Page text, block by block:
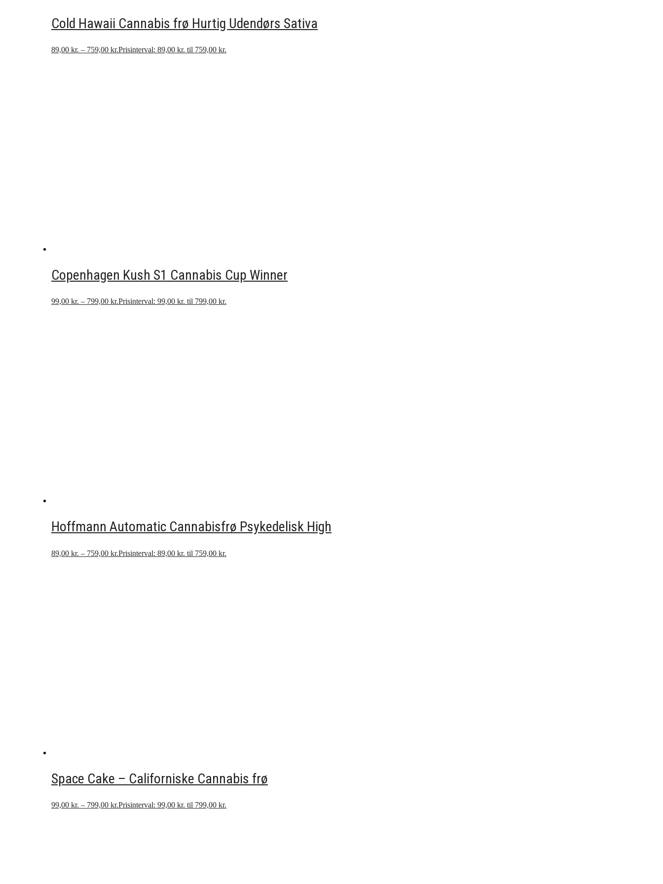
Cold Hawaii Cannabis frø Hurtig Udendørs Sativa
89,00 kr. – 759,00 kr.Prisinterval: 89,00 kr. til 759,00 kr.
Copenhagen Kush S1 Cannabis Cup Winner
99,00 kr. – 799,00 kr.Prisinterval: 99,00 kr. til 799,00 kr.
Hoffmann Automatic Cannabisfrø Psykedelisk High
89,00 kr. – 759,00 kr.Prisinterval: 89,00 kr. til 759,00 kr.
Space Cake – Californiske Cannabis frø
99,00 kr. – 799,00 kr.Prisinterval: 99,00 kr. til 799,00 kr.